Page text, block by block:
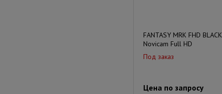
FANTASY MRK FHD BLACK
Novicam Full HD
Под заказ
Цена по запросу